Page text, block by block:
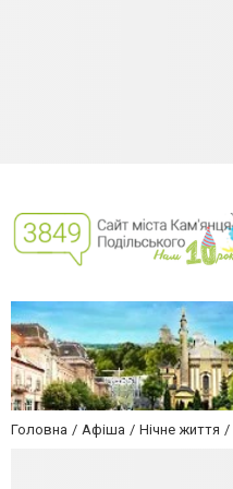
Головна Афіша Нічне життя